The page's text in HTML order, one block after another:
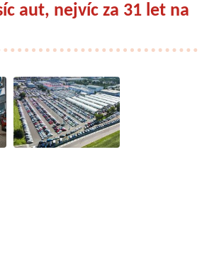
aut, nejvíc za 31 let na